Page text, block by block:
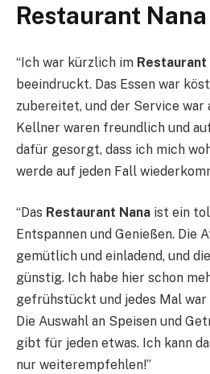
Restaurant Nana
“Ich war kürzlich im Restaurant
beeindruckt. Das Essen war
zubereitet, und der Service war
Kellner waren freundlich und
dafür gesorgt, dass ich mich
werde auf jeden Fall
“Das Restaurant Nana ist ein
Entspannen und Genießen. Die
gemütlich und einladend, und
günstig. Ich habe hier schon
gefrühstückt und jedes Mal
Die Auswahl an Speisen und
gibt für jeden etwas. Ich kann
nur weiterempfehlen!”